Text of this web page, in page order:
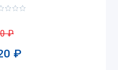
₽
₽